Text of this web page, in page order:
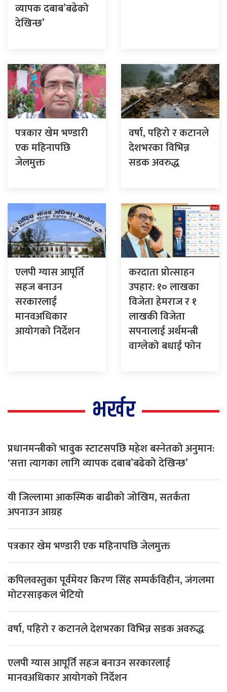
व्यापक दबाब’बढेको
देखिन्छ’
पत्रकार खेम भण्डारी
एक महिनापछि
जेलमुक्त
वर्षा, पहिरो र कटानले
देशभरका विभिन्न
सडक अवरुद्ध
एलपी ग्यास आपूर्ति
सहज बनाउन
सरकारलाई
मानवअधिकार
आयोगको निर्देशन
करदाता प्रोत्साहन
उपहार: १० लाखका
विजेता हेमराज र १
लाखकी विजेता
सपनालाई अर्थमन्त्री
वाग्लेको बधाई फोन
भर्खर
प्रधानमन्त्रीको भावुक स्टाटसपछि महेश बस्नेतको अनुमान:
‘सत्ता त्यागका लागि व्यापक दबाब’बढेको देखिन्छ’
यी जिल्लामा आकस्मिक बाढीको जोखिम, सतर्कता
अपनाउन आग्रह
पत्रकार खेम भण्डारी एक महिनापछि जेलमुक्त
कपिलवस्तुका पूर्वमेयर किरण सिंह सम्पर्कविहीन, जंगलमा
मोटरसाइकल भेटियो
वर्षा, पहिरो र कटानले देशभरका विभिन्न सडक अवरुद्ध
एलपी ग्यास आपूर्ति सहज बनाउन सरकारलाई
मानवअधिकार आयोगको निर्देशन